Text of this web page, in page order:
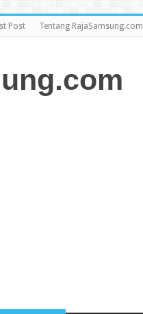
Post Tentang RajaSamsung.com